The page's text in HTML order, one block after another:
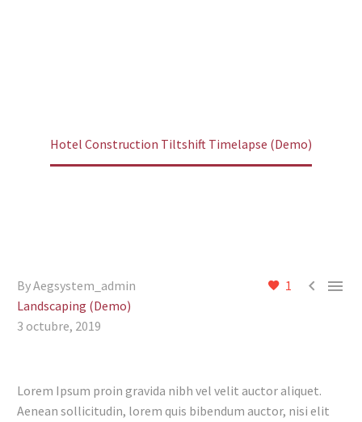
Hotel Construction Tiltshift Timelapse (Demo)
1  
By Aegsystem_admin
Landscaping (Demo)
3 octubre, 2019
Lorem Ipsum proin gravida nibh vel velit auctor aliquet.
Aenean sollicitudin, lorem quis bibendum auctor, nisi elit